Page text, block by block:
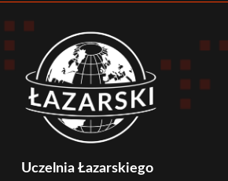
Uczelnia Łazarskiego